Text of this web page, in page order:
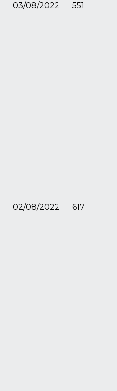
03/08/2022 551
02/08/2022 617